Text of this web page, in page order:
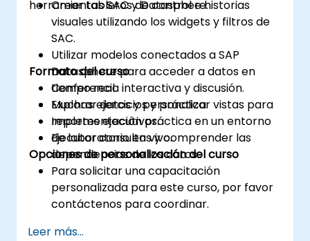
herramientas SAC y Datasphere.
Crear tableros de control e historias
visuales utilizando los widgets y filtros de
SAC.
Utilizar modelos conectados a SAP
Datasphere para acceder a datos en
tiempo real.
Explorar datos y personalizar vistas para
reportes ejecutivos.
Ejecutar consultas y comprender las
dependencias de los datos.
Formato del curso
Conferencia interactiva y discusión.
Muchas ejercicios y práctica.
Implementación práctica en un entorno
de laboratorio en vivo.
Opciones de personalización del curso
Para solicitar una capacitación
personalizada para este curso, por favor
contáctenos para coordinar.
Leer más...